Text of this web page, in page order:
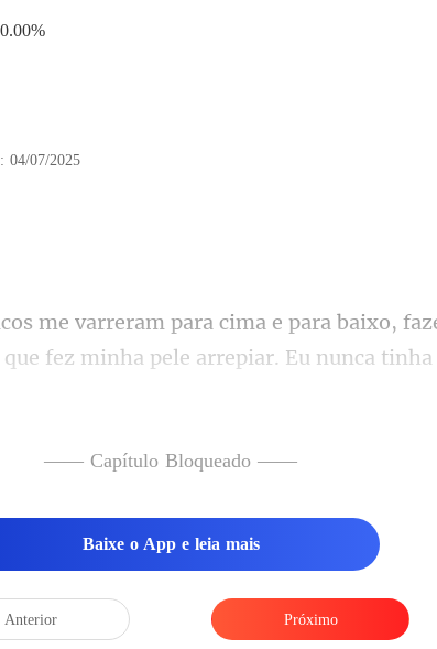
04/07/2025
ha pele arrepiar. Eu nunca
—— Capítulo Bloqueado ——
Baixe o App e leia mais
Anterior Próximo